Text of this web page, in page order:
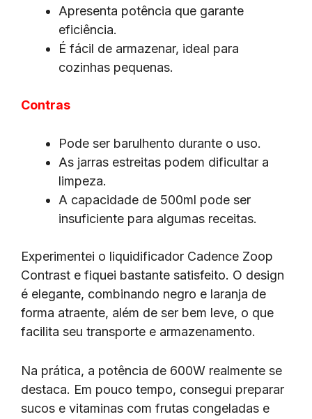
Apresenta potência que garante
eficiência.
É fácil de armazenar, ideal para
cozinhas pequenas.
Contras
Pode ser barulhento durante o uso.
As jarras estreitas podem dificultar a
limpeza.
A capacidade de 500ml pode ser
insuficiente para algumas receitas.
Experimentei o liquidificador Cadence Zoop
Contrast e fiquei bastante satisfeito. O design
é elegante, combinando negro e laranja de
forma atraente, além de ser bem leve, o que
facilita seu transporte e armazenamento.
Na prática, a potência de 600W realmente se
destaca. Em pouco tempo, consegui preparar
sucos e vitaminas com frutas congeladas e